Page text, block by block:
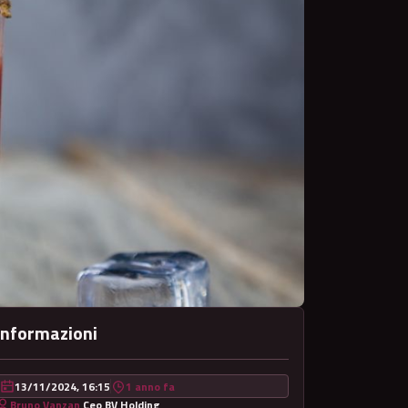
13/11/2024, 16:15
1 anno fa